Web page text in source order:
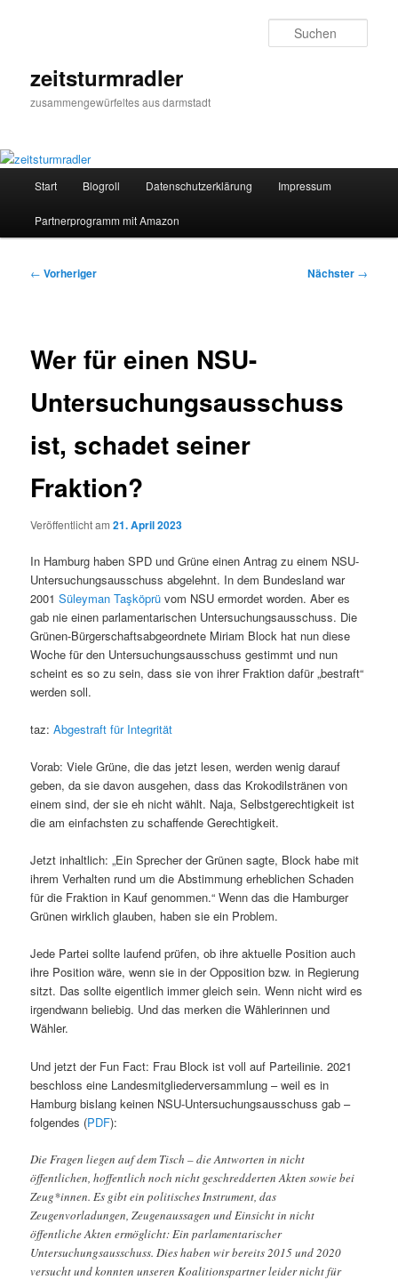
zeitsturmradler
zusammengewürfeltes aus darmstadt
Start Blogroll Datenschutzerklärung Impressum
Partnerprogramm mit Amazon
Beitragsnavigation
← Vorheriger Nächster →
Wer für einen NSU-
Untersuchungsausschuss
ist, schadet seiner
Fraktion?
Veröffentlicht am21. April 2023
In Hamburg haben SPD und Grüne einen Antrag zu einem NSU-
Untersuchungsausschuss abgelehnt. In dem Bundesland war
2001Süleyman Taşköprü vom NSU ermordet worden. Aber es
gab nie einen parlamentarischen Untersuchungsausschuss. Die
Grünen-Bürgerschaftsabgeordnete Miriam Block hat nun diese
Woche für den Untersuchungsausschuss gestimmt und nun
scheint es so zu sein, dass sie von ihrer Fraktion dafür „bestraft“
werden soll.
taz:Abgestraft für Integrität
Vorab: Viele Grüne, die das jetzt lesen, werden wenig darauf
geben, da sie davon ausgehen, dass das Krokodilstränen von
einem sind, der sie eh nicht wählt. Naja, Selbstgerechtigkeit ist
die am einfachsten zu schaffende Gerechtigkeit.
Jetzt inhaltlich: „Ein Sprecher der Grünen sagte, Block habe mit
ihrem Verhalten rund um die Abstimmung erheblichen Schaden
für die Fraktion in Kauf genommen.“ Wenn das die Hamburger
Grünen wirklich glauben, haben sie ein Problem.
Jede Partei sollte laufend prüfen, ob ihre aktuelle Position auch
ihre Position wäre, wenn sie in der Opposition bzw. in Regierung
sitzt. Das sollte eigentlich immer gleich sein. Wenn nicht wird es
irgendwann beliebig. Und das merken die Wählerinnen und
Wähler.
Und jetzt der Fun Fact: Frau Block ist voll auf Parteilinie. 2021
beschloss eine Landesmitgliederversammlung – weil es in
Hamburg bislang keinen NSU-Untersuchungsausschuss gab –
folgendes (PDF):
Die Fragen liegen auf dem Tisch – die Antworten in nicht
öffentlichen, hoffentlich noch nicht geschredderten Akten sowie bei
Zeug*innen. Es gibt ein politisches Instrument, das
Zeugenvorladungen, Zeugenaussagen und Einsicht in nicht
öffentliche Akten ermöglicht: Ein parlamentarischer
Untersuchungsausschuss. Dies haben wir bereits 2015 und 2020
versucht und konnten unseren Koalitionspartner leider nicht für